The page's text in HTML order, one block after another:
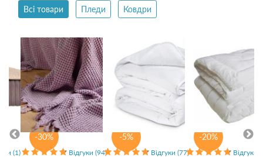
Всі товари Пледи Ковдри
-30%
(1)
-5%
Відгуки (94)
-20%
Відгуки (77) Відгуки